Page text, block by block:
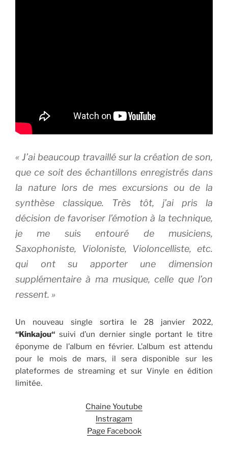
« J’ai beaucoup travaillé sur la création de son,
que ce soit des échantillons enregistrés dans
la nature lors de mes excursions ou de la
synthèse classique. Très tôt, j’ai pris la
décision de favoriser l’émotion à la technique,
je me suis entouré de musiciens,
Saxophoniste, Violoniste, Violoncelliste, etc.
qui ont su apporter une dimension
supplémentaire à ma musique, celle que l’on
ressent. »
Un nouveau single sortira le 28 janvier 2022,
“Kinkajou“ suivi d’un dernier single portant le titre
éponyme de l’album en février. L’album est attendu
pour le mois de mars, il sera disponible sur les
plateformes de streaming et sur Vinyle en édition
limitée.
Chaine Youtube
Instragam
Page Facebook